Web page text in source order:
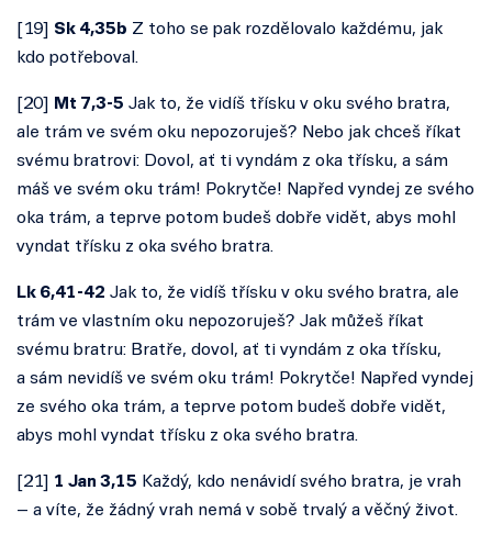
19 Sk 4,35b Z toho se pak rozdělovalo každému, jak
kdo potřeboval.
20] Mt 7,3-5 Jak to, že vidíš třísku v oku svého bratra,
ale trám ve svém oku nepozoruješ? Nebo jak chceš říkat
svému bratrovi: Dovol, ať ti vyndám z oka třísku, a sám
máš ve svém oku trám! Pokrytče! Napřed vyndej ze svého
oka trám, a teprve potom budeš dobře vidět, abys mohl
vyndat třísku z oka svého bratra.
Lk 6,41-42 Jak to, že vidíš třísku v oku svého bratra, ale
trám ve vlastním oku nepozoruješ? Jak můžeš říkat
svému bratru: Bratře, dovol, ať ti vyndám z oka třísku,
a sám nevidíš ve svém oku trám! Pokrytče! Napřed vyndej
ze svého oka trám, a teprve potom budeš dobře vidět,
abys mohl vyndat třísku z oka svého bratra.
21 1 Jan 3,15 Každý, kdo nenávidí svého bratra, je vrah
– a víte, že žádný vrah nemá v sobě trvalý a věčný život.